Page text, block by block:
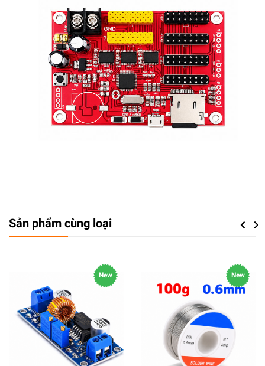
Sản phẩm cùng loại Previous
New New
Next